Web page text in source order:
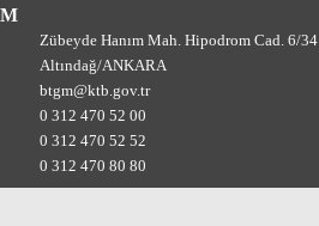
Zübeyde Hanım Mah. Hipodrom Cad. 6/34
Altındağ/ANKARA
btgm@ktb.gov.tr
0 312 470 52 00
0 312 470 52 52
0 312 470 80 80